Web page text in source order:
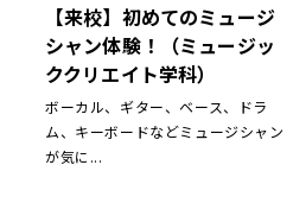
【来校】初めてのミュージ
シャン体験！（ミュージッ
ククリエイト学科）
ボーカル、ギター、ベース、ドラ
ム、キーボードなどミュージシャン
が気に...